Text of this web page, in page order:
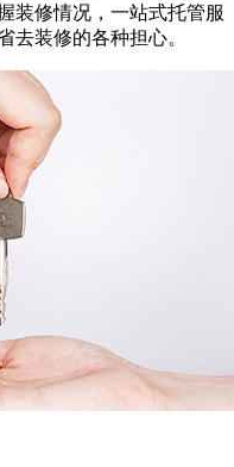
装修情况，一站式托管服
去装修的各种担心。